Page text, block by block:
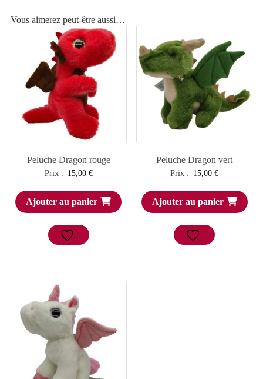
Vous aimerez peut-être aussi…
Peluche Dragon rouge
Prix : 15,00 €
Ajouter au panier
Peluche Dragon vert
Prix : 15,00€
Ajouter au panier